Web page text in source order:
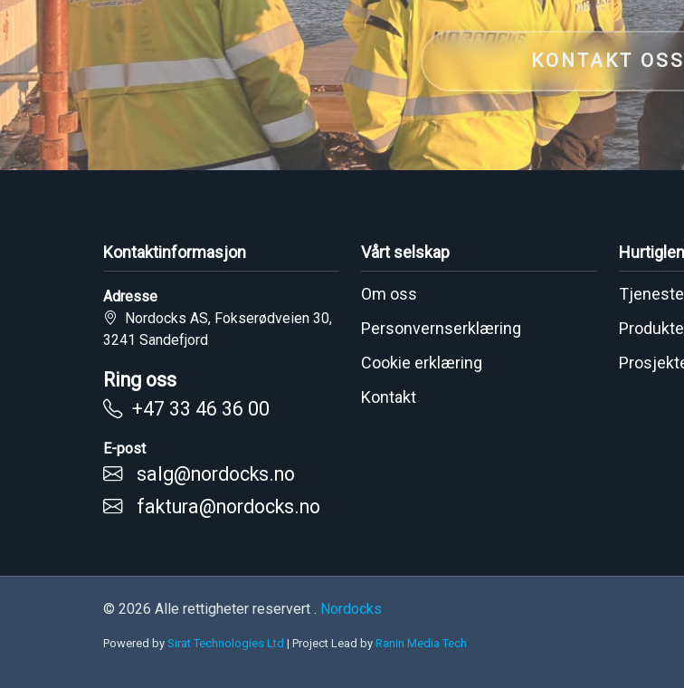
KONTAKT OSS
Kontaktinformasjon
Adresse
Nordocks AS, Fokserødveien 30,
3241 Sandefjord
Ring oss
+47 33 46 36 00
E-post
salg@nordocks.no
faktura@nordocks.no
Vårt selskap
Om oss
Personvernserklæring
Cookie erklæring
Kontakt
© 2026 Alle rettigheter reservert . Nordocks
Powered by Sirat Technologies Ltd | Project Lead by Ranin Media Tech